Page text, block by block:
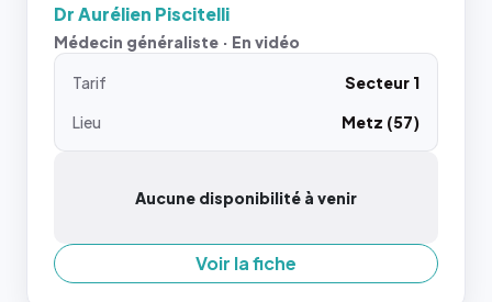
Dr Aurélien Piscitelli
Médecin généraliste · En vidéo
Tarif
Secteur 1
Lieu
Metz (57)
Aucune disponibilité à venir
Voir la fiche